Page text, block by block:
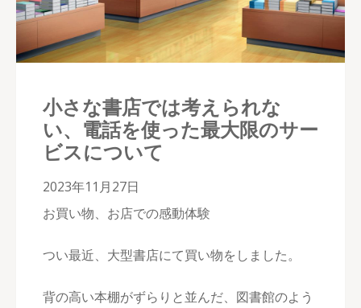
小さな書店では考えられな
い、電話を使った最大限のサー
ビスについて
2023年11月27日
お買い物、お店での感動体験
つい最近、大型書店にて買い物をしました。
背の高い本棚がずらりと並んだ、図書館のよう